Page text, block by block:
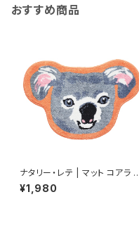
おすすめ商品
ナタリー・レテ | マット コアラ |
Mat Koala
¥1,980